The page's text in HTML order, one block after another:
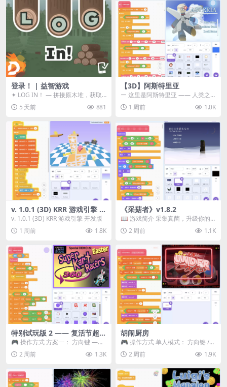
登录！ | 益智游戏
✦ LOG IN！ — 拼接原木堆，获取
分数！ ᑕ☲◎ ᑕ☲◎ ᑕ☲◎ ᑕ☲◎ ...
5 天前 881
【3D】阿斯特里亚
ー 这里是阿斯特里亚 —— 人类之
罪与未来希望交汇之地 📖 游戏简
介 《阿斯特里...
1 周前 1.0K
v. 1.0.1 (3D) KRR 游戏引擎 开
发版
v. 1.0.1 (3D) KRR 游戏引擎 开发版
1 周前
1.8K
《采菇者》v1.8.2
📖 游戏简介 采集真菌，升级你的
机体，并前往未知领域探索。 这是
一款静谧的探索冒...
2 周前 1.1K
特别试玩版 2 —— 复活节超级
卡丁车赛
🎮 操作方式 方案一： 方向键 ——
移动 Z —— 跳跃 / 漂移 方案二： ...
2 周前 1.3K
胡闹厨房
🎮 操作方式 单人模式： 方向键 /
WASD —— 移动 Z / K —— 抓...
2 周前 1.9K